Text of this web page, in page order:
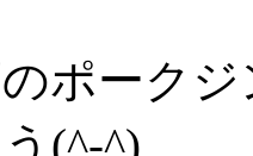
ポーク
(^-^)